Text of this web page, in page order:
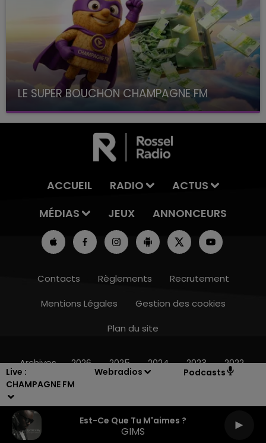
Live :
CHAMPAGNE FM
Webradios Podcasts
Est-Ce Que Tu M'aimes ?
GIMS
LE SUPER BOUCHON CHAMPAGNE FM
avec La Famille Champagne FM, à 8H10
ACCUEIL RADIO
ACTUS
MÉDIAS
JEUX ANNONCEURS
Contacts Règlements
Recrutement
Mentions Légales
Gestion des cookies
Plan du site
Archives 2026 2025 2024 2023 2022